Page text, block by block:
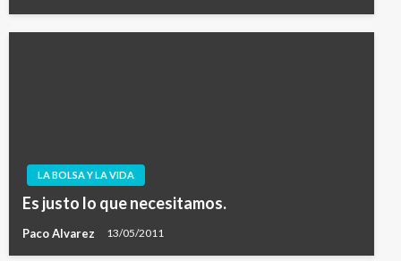
LA BOLSA Y LA VIDA
Es justo lo que necesitamos.
Paco Alvarez 13/05/2011